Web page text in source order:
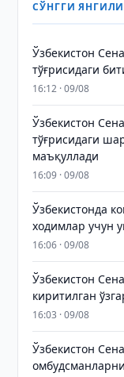
СЎНГГИ
Ўзбекистон
тўғрисидаги
16:12 · 09/08
Ўзбекистон
тўғрисидаги
маъқуллади
16:09 · 09/08
Ўзбекистонда
ходимлар учун
16:06 · 09/08
Ўзбекистон
киритилган
16:03 · 09/08
Ўзбекистон